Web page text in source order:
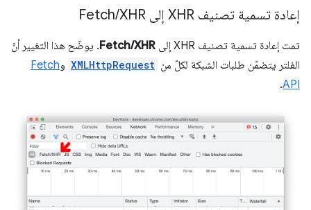
إعادة تسمية تصنيف XHR إلى Fetch /XHR
تمت إعادة تسمية تصنيف XHR إلى Fetch/XHR. يوضّح هذا التغيير أنّ
الفلتر يتضمّن طلبات الشبكة لكلّ من XMLHttpRequest وFetch
API
.